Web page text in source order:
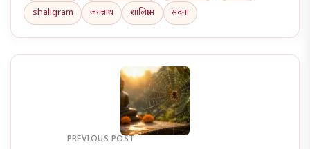
shaligram जगन्नाथ शालिग्राम सदना
PREVIOUS POST